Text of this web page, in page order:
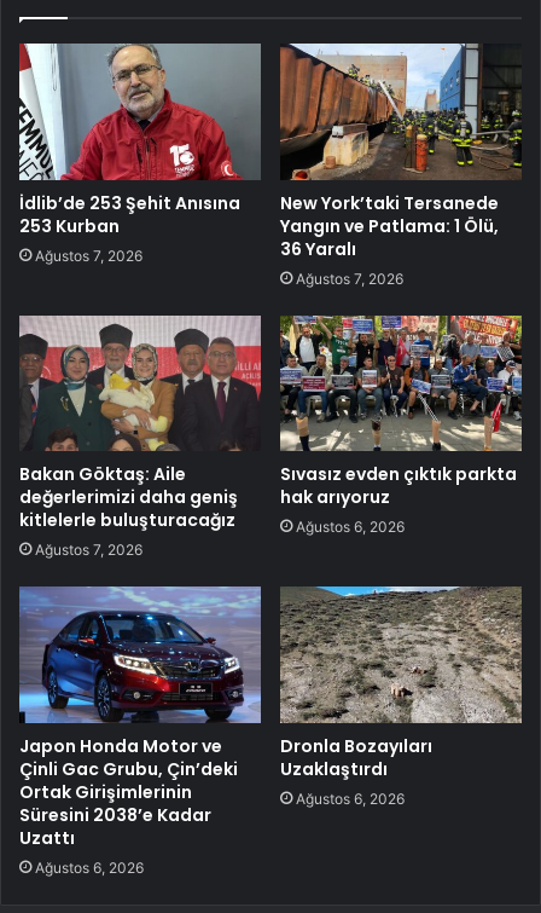
İdlib’de 253 Şehit Anısına
253 Kurban
Ağustos 7, 2026
New York’taki Tersanede
Yangın ve Patlama: 1 Ölü,
36 Yaralı
Ağustos 7, 2026
Bakan Göktaş: Aile
değerlerimizi daha geniş
kitlelerle buluşturacağız
Ağustos 7, 2026
Sıvasız evden çıktık parkta
hak arıyoruz
Ağustos 6, 2026
Japon Honda Motor ve
Çinli Gac Grubu, Çin’deki
Ortak Girişimlerinin
Süresini 2038’e Kadar
Uzattı
Ağustos 6, 2026
Dronla Bozayıları
Uzaklaştırdı
Ağustos 6, 2026